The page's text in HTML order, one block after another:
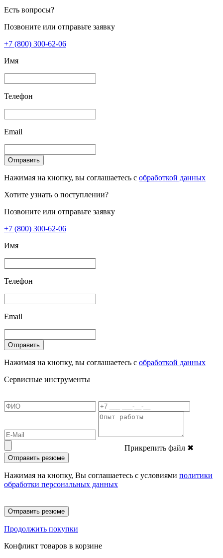
Есть вопросы?
Позвоните или отправьте заявку
+7 (800) 300-62-06
Имя
Телефон
Email
Отправить
Нажимая на кнопку, вы соглашаетесь с обработкой данных
Хотите узнать о поступлении?
Позвоните или отправьте заявку
+7 (800) 300-62-06
Имя
Телефон
Email
Отправить
Нажимая на кнопку, вы соглашаетесь с обработкой данных
Сервисные инструменты
Прикрепить файл ✖
Отправить резюме
Нажимая на кнопку, Вы соглашаетесь с условиями политики
обработки персональных данных
Отправить резюме
Продолжить покупки
Конфликт товаров в корзине